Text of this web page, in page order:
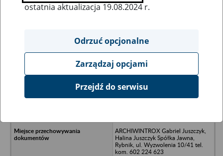
Ukryj wszystkie pozycje bazy
Spółdzielnia Rzemieślnicza
ARCHIWINTROX Gabriel Juszczyk,
Halina Juszczyk Spółka Jawna,
Rybnik, ul. Wyzwolenia 10/41 tel.
kom. 602 224 623
ostatnia aktualizacja 19.08.2024 r.
Odrzuć opcjonalne
Zarządzaj opcjami
Przejdź do serwisu